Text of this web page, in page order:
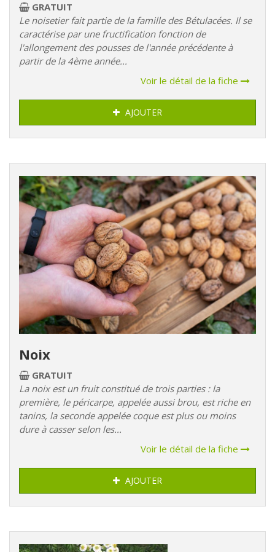
GRATUIT
Le noisetier fait partie de la famille des Bétulacées. Il se
caractérise par une fructification fonction de
l'allongement des pousses de l'année précédente à
partir de la 4ème année...
Voir le détail de la fiche
AJOUTER
Noix
GRATUIT
La noix est un fruit constitué de trois parties : la
première, le péricarpe, appelée aussi brou, est riche en
tanins, la seconde appelée coque est plus ou moins
dure à casser selon les...
Voir le détail de la fiche
AJOUTER